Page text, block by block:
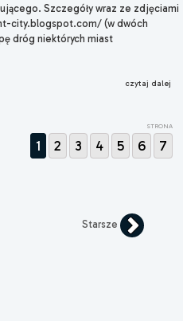
Szczegóły wraz ze zdjęciami
city.blogspot.com/ (w dwóch
dróg niektórych miast
czytaj dalej
STRONA
1 2 3 4 5 6 7
Starsze